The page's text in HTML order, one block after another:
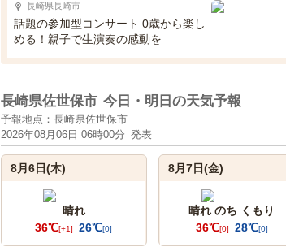
長崎県長崎市
話題の参加型コンサート 0歳から楽し
める！親子で生演奏の感動を
長崎県佐世保市 今日・明日の天気予報
予報地点：長崎県佐世保市
2026年08月06日 06時00分 発表
8月6日(木)
晴れ
36℃[+1] 26℃[0]
8月7日(金)
晴れ のち くもり
36℃[0] 28℃[0]